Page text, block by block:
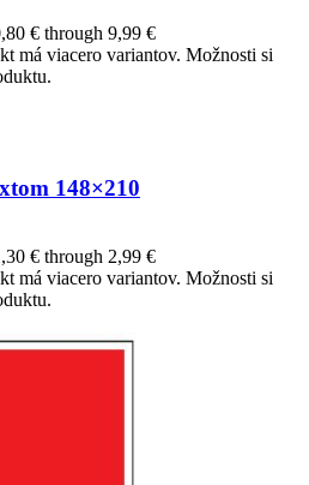
€ through 9,99 €
má viacero variantov. Možnosti si
148×210
€ through 2,99 €
má viacero variantov. Možnosti si